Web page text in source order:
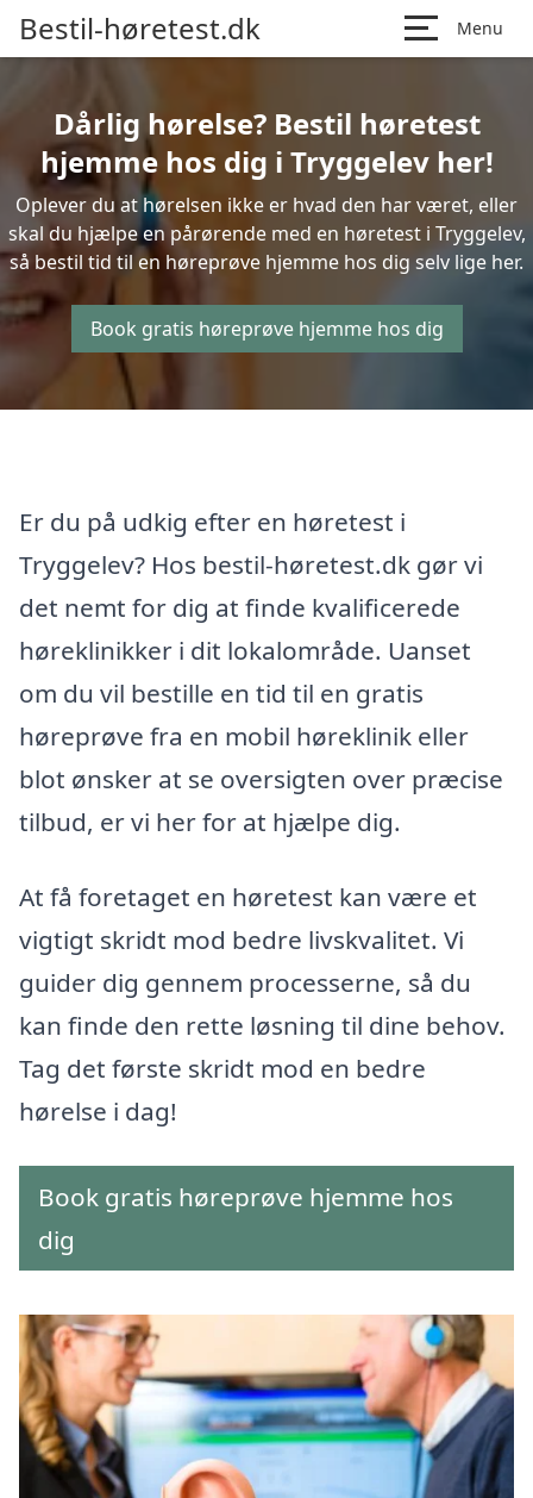
Bestil-høretest.dk Menu
Dårlig hørelse? Bestil høretest
hjemme hos dig i Tryggelev her!
Oplever du at hørelsen ikke er hvad den har været, eller
skal du hjælpe en pårørende med en høretest i Tryggelev,
så bestil tid til en høreprøve hjemme hos dig selv lige her.
Book gratis høreprøve hjemme hos dig
Er du på udkig efter en høretest i
Tryggelev? Hos bestil-høretest.dk gør vi
det nemt for dig at finde kvalificerede
høreklinikker i dit lokalområde. Uanset
om du vil bestille en tid til en gratis
høreprøve fra en mobil høreklinik eller
blot ønsker at se oversigten over præcise
tilbud, er vi her for at hjælpe dig.
At få foretaget en høretest kan være et
vigtigt skridt mod bedre livskvalitet. Vi
guider dig gennem processerne, så du
kan finde den rette løsning til dine behov.
Tag det første skridt mod en bedre
hørelse i dag!
Book gratis høreprøve hjemme hos
dig